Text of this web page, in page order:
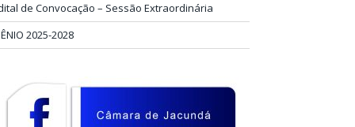
de Convocação – Sessão Extraordinária
2025-2028